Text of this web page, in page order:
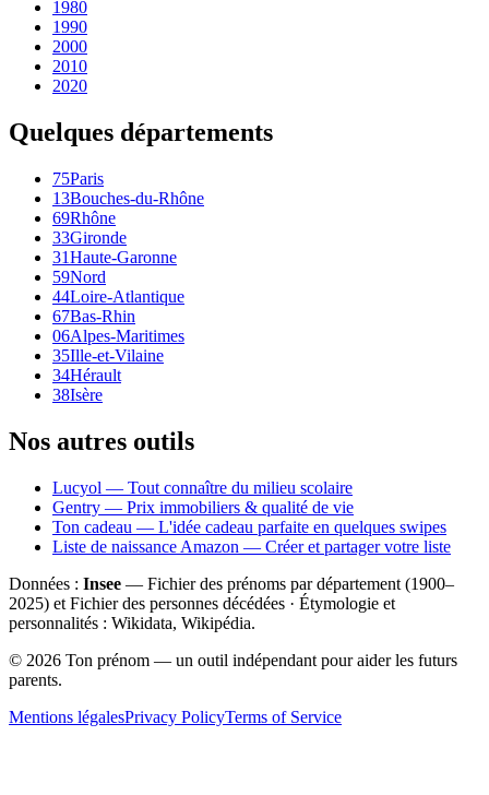
1980
1990
2000
2010
2020
Quelques départements
75Paris
13Bouches-du-Rhône
69Rhône
33Gironde
31Haute-Garonne
59Nord
44Loire-Atlantique
67Bas-Rhin
06Alpes-Maritimes
35Ille-et-Vilaine
34Hérault
38Isère
Nos autres outils
Lucyol — Tout connaître du milieu scolaire
Gentry — Prix immobiliers & qualité de vie
Ton cadeau — L'idée cadeau parfaite en quelques swipes
Liste de naissance Amazon — Créer et partager votre liste
Données : Insee — Fichier des prénoms par département (1900–
2025) et Fichier des personnes décédées · Étymologie et
personnalités : Wikidata, Wikipédia.
© 2026 Ton prénom — un outil indépendant pour aider les futurs
parents.
Mentions légalesPrivacy PolicyTerms of Service